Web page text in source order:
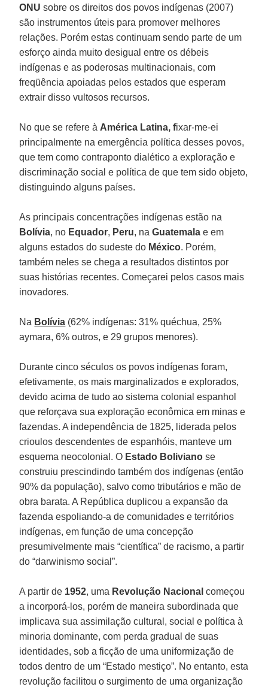
ONU sobre os direitos dos povos indígenas (2007)
são instrumentos úteis para promover melhores
relações. Porém estas continuam sendo parte de um
esforço ainda muito desigual entre os débeis
indígenas e as poderosas multinacionais, com
freqüência apoiadas pelos estados que esperam
extrair disso vultosos recursos.
No que se refere à América Latina, fixar-me-ei
principalmente na emergência política desses povos,
que tem como contraponto dialético a exploração e
discriminação social e política de que tem sido objeto,
distinguindo alguns países.
As principais concentrações indígenas estão na
Bolívia, no Equador, Peru, naGuatemala e em
alguns estados do sudeste do México. Porém,
também neles se chega a resultados distintos por
suas histórias recentes. Começarei pelos casos mais
inovadores.
Na Bolívia (62% indígenas: 31% quéchua, 25%
aymara, 6% outros, e 29 grupos menores).
Durante cinco séculos os povos indígenas foram,
efetivamente, os mais marginalizados e explorados,
devido acima de tudo ao sistema colonial espanhol
que reforçava sua exploração econômica em minas e
fazendas. A independência de 1825, liderada pelos
crioulos descendentes de espanhóis, manteve um
esquema neocolonial. O Estado Boliviano se
construiu prescindindo também dos indígenas (então
90% da população), salvo como tributários e mão de
obra barata. A República duplicou a expansão da
fazenda espoliando-a de comunidades e territórios
indígenas, em função de uma concepção
presumivelmente mais “científica” de racismo, a partir
do “darwinismo social”.
A partir de 1952, uma Revolução Nacional começou
a incorporá-los, porém de maneira subordinada que
implicava sua assimilação cultural, social e política à
minoria dominante, com perda gradual de suas
identidades, sob a ficção de uma uniformização de
todos dentro de um “Estado mestiço”. No entanto, esta
revolução facilitou o surgimento de uma organização